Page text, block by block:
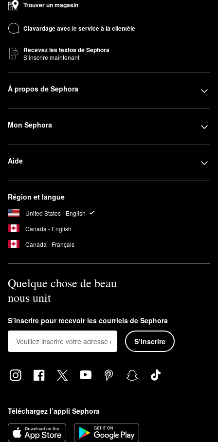
Trouver un magasin
Clavardage avec le service à la clientèle
Recevez les textos de Sephora
S’inscrire maintenant
À propos de Sephora
Mon Sephora
Aide
Région et langue
United States - English
Canada - English
Canada - Français
Quelque chose de beau
nous unit
S’inscrire pour recevoir les courriels de Sephora
S’inscrire
Téléchargez l’appli Sephora